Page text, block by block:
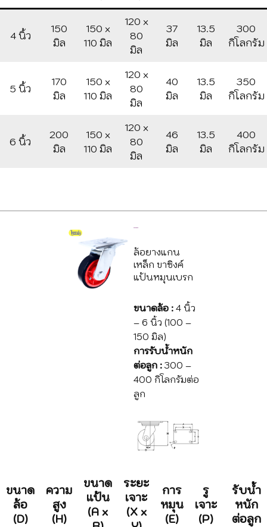
4 นิ้ว
150
มิล
150 x
110 มิล
120 x
80
มิล
37
มิล
13.5
มิล
300
กิโลกรัม
5 นิ้ว
170
มิล
150 x
110 มิล
120 x
80
มิล
40
มิล
13.5
มิล
350
กิโลกรัม
6 นิ้ว
200
มิล
150 x
110 มิล
120 x
80
มิล
46
มิล
13.5
มิล
400
กิโลกรัม
ล้อยางแกน
เหล็ก ขาซิงค์
แป้นหมุนเบรก
ขนาดล้อ : 4 นิ้ว
– 6 นิ้ว (100 –
150 มิล)
การรับน้ำหนัก
ต่อลูก : 300 –
400 กิโลกรัมต่อ
ลูก
ขนาด
ล้อ
(D)
ความ
สูง
(H)
ขนาด
แป้น
(A x
ระยะ
เจาะ
(X x
การ
หมุน
(E)
รู
เจาะ
(P)
รับน้ำ
หนัก
ต่อลูก